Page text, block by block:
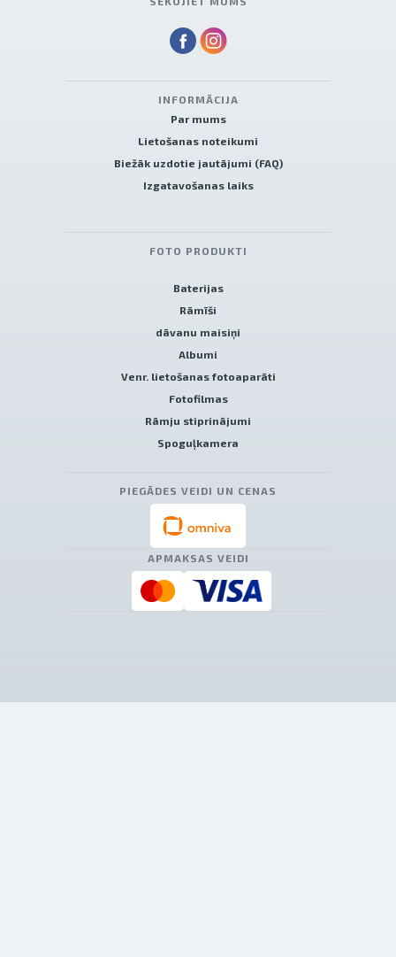
INFORMĀCIJA
Par mums
Lietošanas noteikumi
Biežāk uzdotie jautājumi (FAQ)
Izgatavošanas laiks
FOTO PRODUKTI
Baterijas
Rāmīši
dāvanu maisiņi
Albumi
Venr. lietošanas fotoaparāti
Fotofilmas
Rāmju stiprinājumi
Spoguļkamera
PIEGĀDES VEIDI UN CENAS
APMAKSAS VEIDI